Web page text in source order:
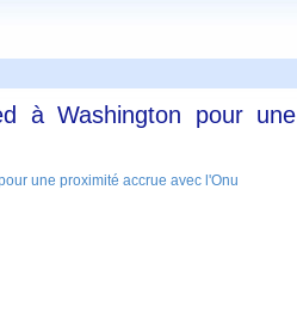
à Washington pour une